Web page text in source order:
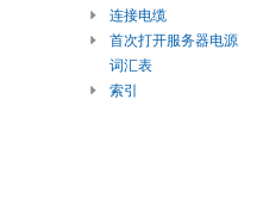
连接电缆
首次打开服务器电源
词汇表
索引